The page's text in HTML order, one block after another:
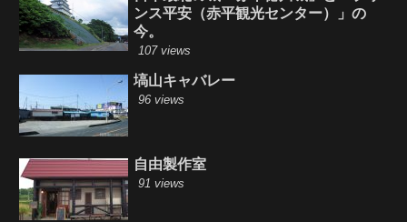
ンス平安（赤平観光センター）」の
今。
107 views
塙山キャバレー
96 views
自由製作室
91 views